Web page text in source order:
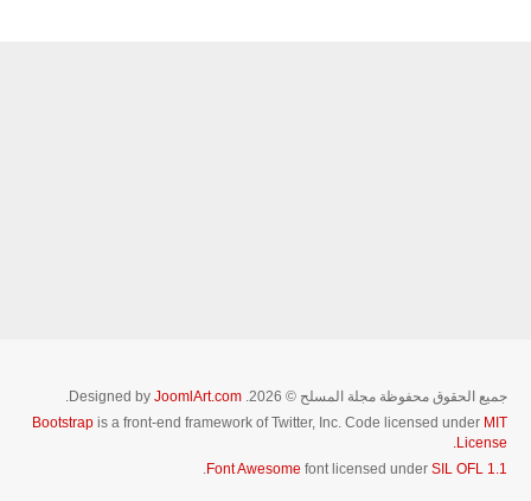
جميع الحقوق محفوظة مجلة المسلح © 2026. Designed by JoomlArt.com
.
Bootstrap is a front-end framework of Twitter, Inc. Code licensed under MIT
License.
Font Awesome font licensed under SIL OFL 1.1
.